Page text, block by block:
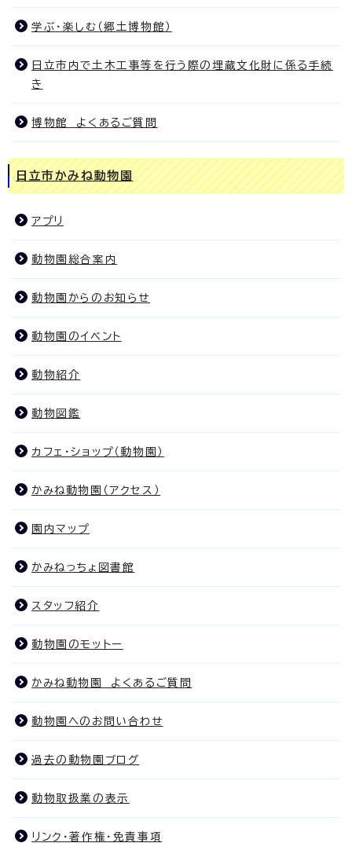
学ぶ・楽しむ（郷土博物館）
日立市内で土木工事等を行う際の埋蔵文化財に係る手続
き
博物館 よくあるご質問
日立市かみね動物園
アプリ
動物園総合案内
動物園からのお知らせ
動物園のイベント
動物紹介
動物図鑑
カフェ・ショップ（動物園）
かみね動物園（アクセス）
園内マップ
かみねっちょ図書館
スタッフ紹介
動物園のモットー
かみね動物園 よくあるご質問
動物園へのお問い合わせ
過去の動物園ブログ
動物取扱業の表示
リンク・著作権・免責事項